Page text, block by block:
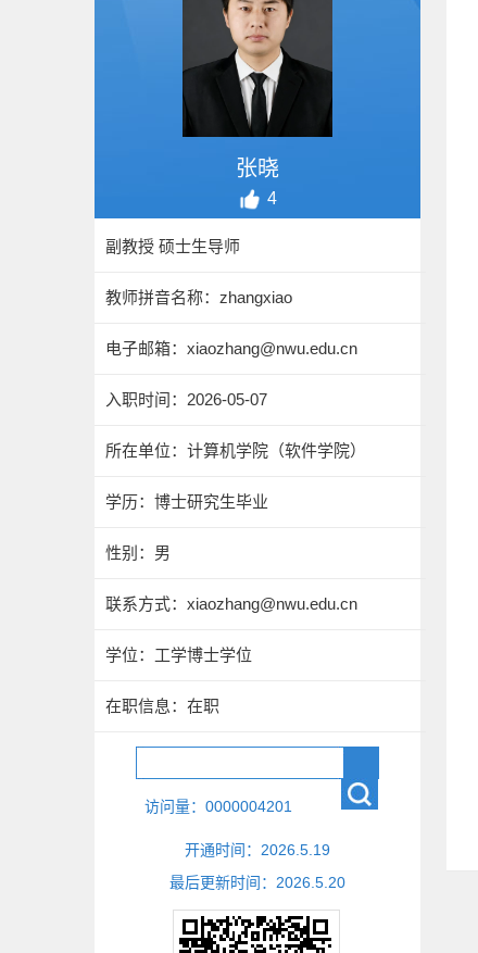
张晓
4
副教授 硕士生导师
教师拼音名称：zhangxiao
电子邮箱： xiaozhang@nwu.edu.cn
入职时间：2026-05-07
所在单位：计算机学院（软件学院）
学历：博士研究生毕业
性别：男
联系方式：xiaozhang@nwu.edu.cn
学位：工学博士学位
在职信息：在职
访问量： 0000004201
开通时间： 2026 5 19
最后更新时间： 2026 5 20